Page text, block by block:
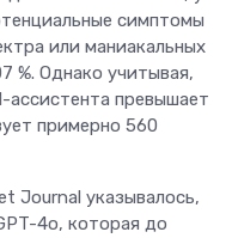
симптомы
или маниакальных
%. Однако учитывая,
превышает
примерно 560
Journal указывалось,
4o, которая до